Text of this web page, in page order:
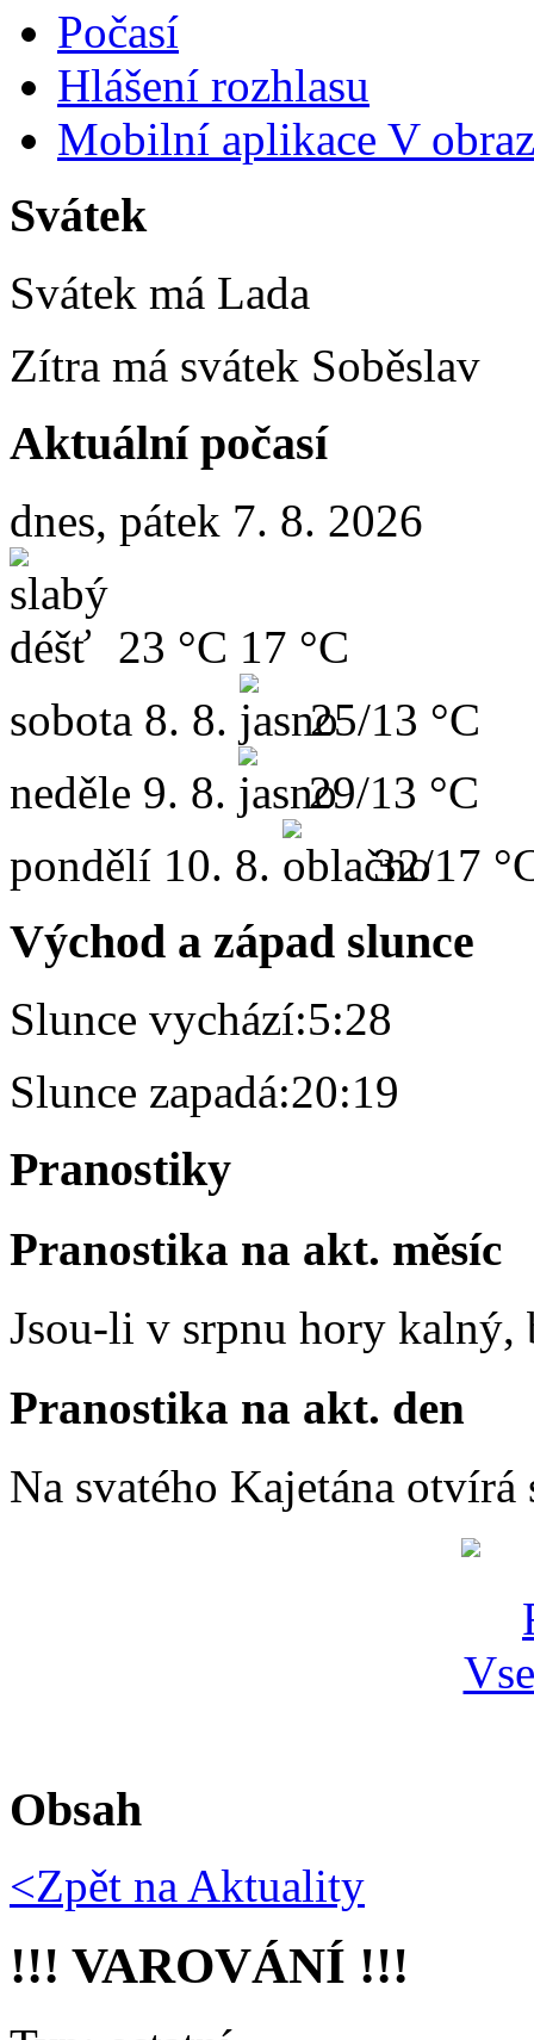
Počasí
Hlášení rozhlasu
Mobilní aplikace V
Svátek
Svátek má Lada
Zítra má svátek Soběslav
Aktuální počasí
dnes, pátek 7. 8. 2026
23 °C 17 °C
sobota 8. 8.
25/13 °C
neděle 9. 8.
29/13 °C
pondělí 10. 8. 32/17
Východ a západ slunce
Slunce vychází:5:28
Slunce zapadá:20:19
Pranostiky
Pranostika na akt. měsíc
Jsou-li v srpnu hory
Pranostika na akt. den
Na svatého Kajetána otvírá
Obsah
<Zpět na Aktuality
!!! VAROVÁNÍ !!!